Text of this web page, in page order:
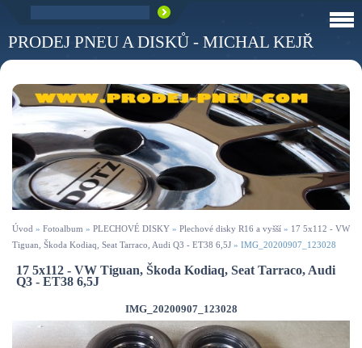
PRODEJ PNEU A DISKŮ - MICHAL KEJŘ
Úvod » Fotoalbum » PLECHOVÉ DISKY » Plechové disky R16 a vyšší » 17 5x112 - VW
Tiguan, Škoda Kodiaq, Seat Tarraco, Audi Q3 - ET38 6,5J » IMG_20200907_123028
17 5x112 - VW Tiguan, Škoda Kodiaq, Seat Tarraco, Audi
Q3 - ET38 6,5J
IMG_20200907_123028